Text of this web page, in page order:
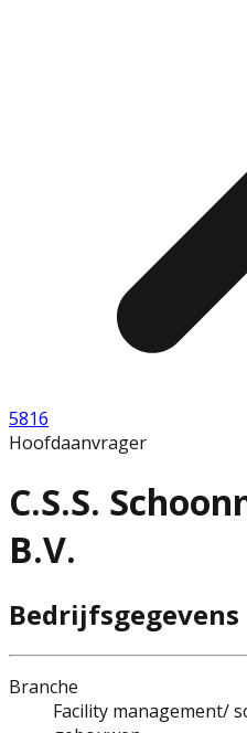
5816
Hoofdaanvrager
C.S.S.
B.V.
Bedrijfsgegevens
Branche
Facility management/